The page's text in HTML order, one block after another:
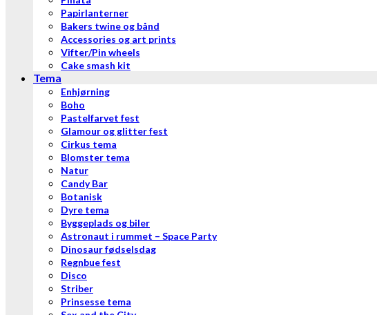
Papirlanterner
Bakers twine og bånd
Accessories og art prints
Vifter/Pin wheels
Cake smash kit
Tema
Enhjørning
Boho
Pastelfarvet fest
Glamour og glitter fest
Cirkus tema
Blomster tema
Natur
Candy Bar
Botanisk
Dyre tema
Byggeplads og biler
Astronaut i rummet – Space Party
Dinosaur fødselsdag
Regnbue fest
Disco
Striber
Prinsesse tema